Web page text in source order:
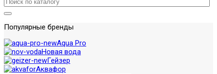
Популярные бренды
Aqua Pro
Новая вода
Гейзер
Аквафор